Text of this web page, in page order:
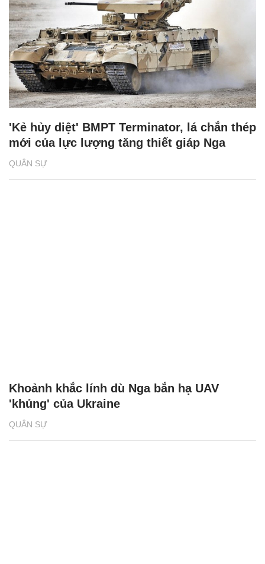
QUÂN SỰ
'Kẻ hủy diệt' BMPT Terminator, lá chắn thép
mới của lực lượng tăng thiết giáp Nga
QUÂN SỰ
Khoảnh khắc lính dù Nga bắn hạ UAV
'khủng' của Ukraine